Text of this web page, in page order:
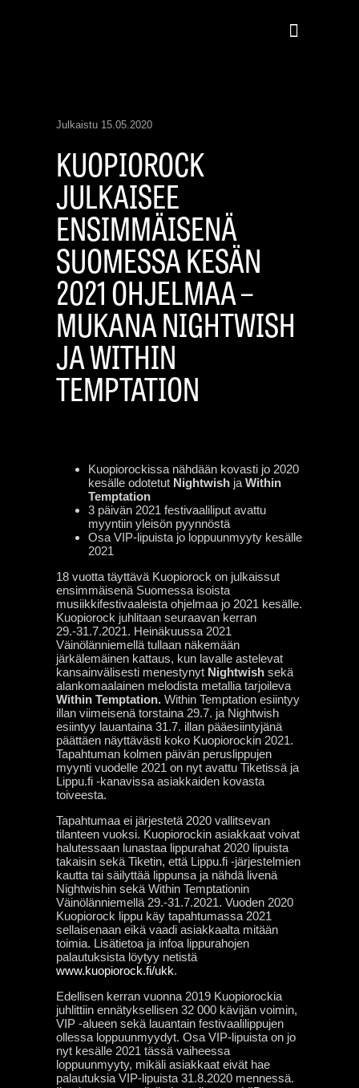
Julkaistu 15.05.2020
KUOPIOROCK
JULKAISEE
ENSIMMÄISENÄ
SUOMESSA KESÄN
2021 OHJELMAA –
MUKANA NIGHTWISH
JA WITHIN
TEMPTATION
Kuopiorockissa nähdään kovasti jo 2020
kesälle odotetut Nightwish ja Within
Temptation
3 päivän 2021 festivaaliliput avattu
myyntiin yleisön pyynnöstä
Osa VIP-lipuista jo loppuunmyyty kesälle
2021
18 vuotta täyttävä Kuopiorock on julkaissut
ensimmäisenä Suomessa isoista
musiikkifestivaaleista ohjelmaa jo 2021 kesälle.
Kuopiorock juhlitaan seuraavan kerran
29.-31.7.2021. Heinäkuussa 2021
Väinölänniemellä tullaan näkemään
järkälemäinen kattaus, kun lavalle astelevat
kansainvälisesti menestynyt Nightwish sekä
alankomaalainen melodista metallia tarjoileva
Within Temptation. Within Temptation esiintyy
illan viimeisenä torstaina 29.7. ja Nightwish
esiintyy lauantaina 31.7. illan pääesiintyjänä
päättäen näyttävästi koko Kuopiorockin 2021.
Tapahtuman kolmen päivän peruslippujen
myynti vuodelle 2021 on nyt avattu Tiketissä ja
Lippu.fi -kanavissa asiakkaiden kovasta
toiveesta.
Tapahtumaa ei järjestetä 2020 vallitsevan
tilanteen vuoksi. Kuopiorockin asiakkaat voivat
halutessaan lunastaa lippurahat 2020 lipuista
takaisin sekä Tiketin, että Lippu.fi -järjestelmien
kautta tai säilyttää lippunsa ja nähdä livenä
Nightwishin sekä Within Temptationin
Väinölänniemellä 29.-31.7.2021. Vuoden 2020
Kuopiorock lippu käy tapahtumassa 2021
sellaisenaan eikä vaadi asiakkaalta mitään
toimia. Lisätietoa ja infoa lippurahojen
palautuksista löytyy netistä
www.kuopiorock.fi/ukk.
Edellisen kerran vuonna 2019 Kuopiorockia
juhlittiin ennätyksellisen 32 000 kävijän voimin,
VIP -alueen sekä lauantain festivaalilippujen
ollessa loppuunmyydyt. Osa VIP-lipuista on jo
nyt kesälle 2021 tässä vaiheessa
loppuunmyyty, mikäli asiakkaat eivät hae
palautuksia VIP-lipuista 31.8.2020 mennessä.